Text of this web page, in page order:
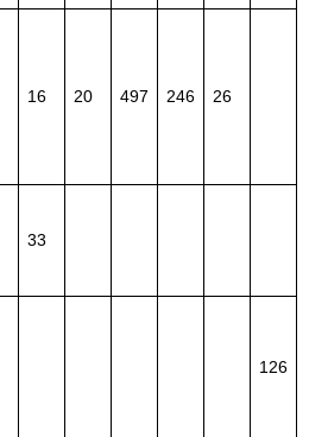
16 20 497 246 26
33
126